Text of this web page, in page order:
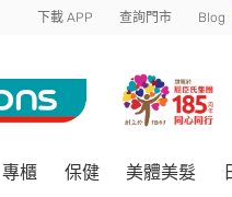
下載 APP 查詢門市 Blog
專櫃 保健 美體美髮